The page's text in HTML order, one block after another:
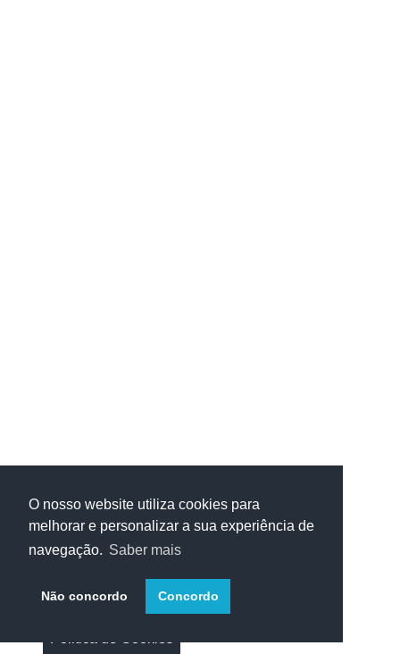
O nosso website utiliza cookies para
melhorar e personalizar a sua experiência de
navegação. Saber mais
Não concordo Concordo